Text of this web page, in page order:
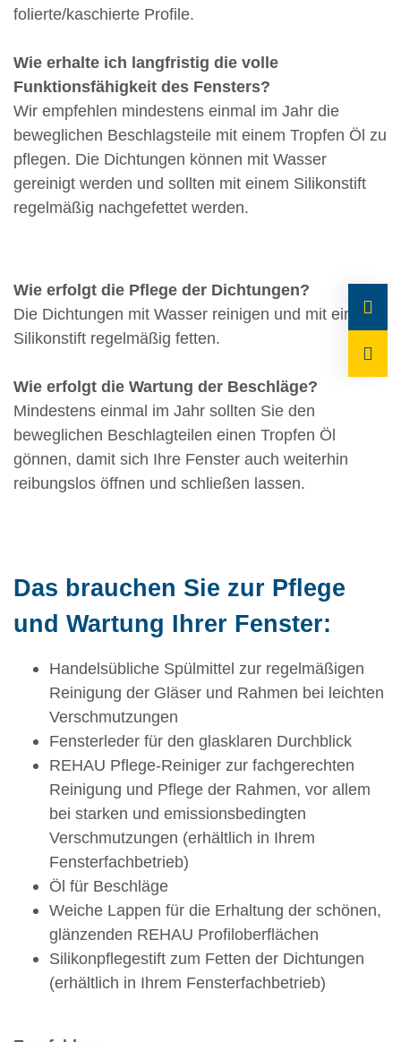
folierte/kaschierte Profile.
Wie erhalte ich langfristig die volle
Funktionsfähigkeit des Fensters?
Wir empfehlen mindestens einmal im Jahr die
beweglichen Beschlagsteile mit einem Tropfen Öl zu
pflegen. Die Dichtungen können mit Wasser
gereinigt werden und sollten mit einem Silikonstift
regelmäßig nachgefettet werden.
Wie erfolgt die Pflege der Dichtungen?
Die Dichtungen mit Wasser reinigen und mit einem
Silikonstift regelmäßig fetten.
Wie erfolgt die Wartung der Beschläge?
Mindestens einmal im Jahr sollten Sie den
beweglichen Beschlagteilen einen Tropfen Öl
gönnen, damit sich Ihre Fenster auch weiterhin
reibungslos öffnen und schließen lassen.
Das brauchen Sie zur Pflege
und Wartung Ihrer Fenster:
Handelsübliche Spülmittel zur regelmäßigen
Reinigung der Gläser und Rahmen bei leichten
Verschmutzungen
Fensterleder für den glasklaren Durchblick
REHAU Pflege-Reiniger zur fachgerechten
Reinigung und Pflege der Rahmen, vor allem
bei starken und emissionsbedingten
Verschmutzungen (erhältlich in Ihrem
Fensterfachbetrieb)
Öl für Beschläge
Weiche Lappen für die Erhaltung der schönen,
glänzenden REHAU Profiloberflächen
Silikonpflegestift zum Fetten der Dichtungen
(erhältlich in Ihrem Fensterfachbetrieb)